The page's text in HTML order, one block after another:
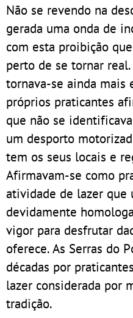
Não se revendo na
gerada uma onda de
com esta proibição
perto de se tornar
tornava-se ainda mais
próprios praticantes
que não se
um desporto
tem os seus locais e
Afirmavam-se como
atividade de lazer que
devidamente
vigor para desfrutar
oferece. As Serras do
décadas por
lazer considerada por
tradição.